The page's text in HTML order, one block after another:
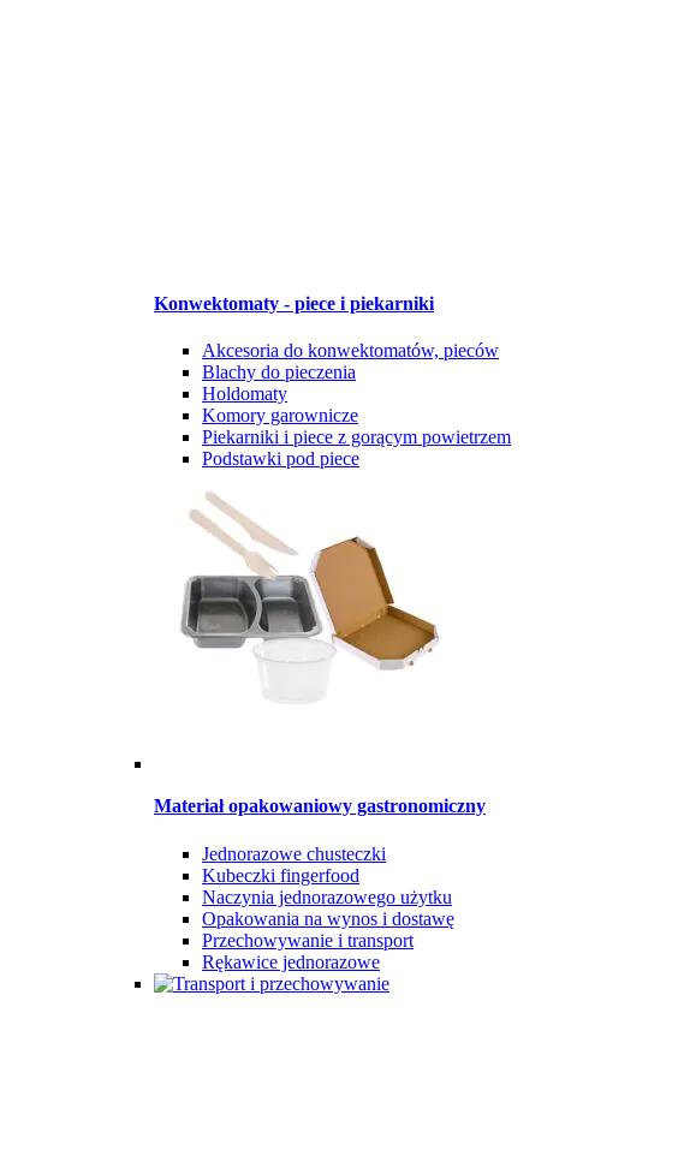
Konwektomaty - piece i piekarniki
Akcesoria do konwektomatów, pieców
Blachy do pieczenia
Holdomaty
Komory garownicze
Piekarniki i piece z gorącym powietrzem
Podstawki pod piece
Materiał opakowaniowy gastronomiczny
Jednorazowe chusteczki
Kubeczki fingerfood
Naczynia jednorazowego użytku
Opakowania na wynos i dostawę
Przechowywanie i transport
Rękawice jednorazowe